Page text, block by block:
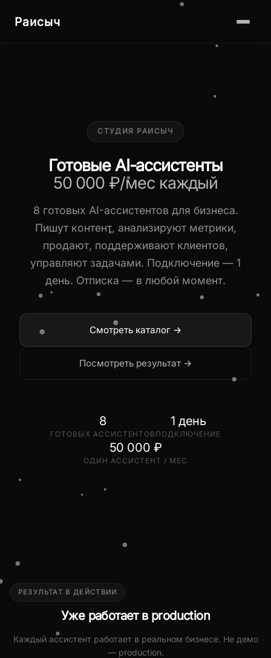
Раисыч
СТУДИЯ РАИСЫЧ
Готовые AI-ассистенты
50 000 ₽/мес каждый
8 готовых AI-ассистентов для бизнеса.
Пишут контент, анализируют метрики,
продают, поддерживают клиентов,
управляют задачами. Подключение — 1
день. Отписка — в любой момент.
Смотреть каталог →
Посмотреть результат →
8
ГОТОВЫХ АССИСТЕНТОВ
1 день
ПОДКЛЮЧЕНИЕ
50 000 ₽
ОДИН АССИСТЕНТ / МЕС
РЕЗУЛЬТАТ В ДЕЙСТВИИ
Уже работает в production
Каждый ассистент работает в реальном бизнесе. Не демо
— production.